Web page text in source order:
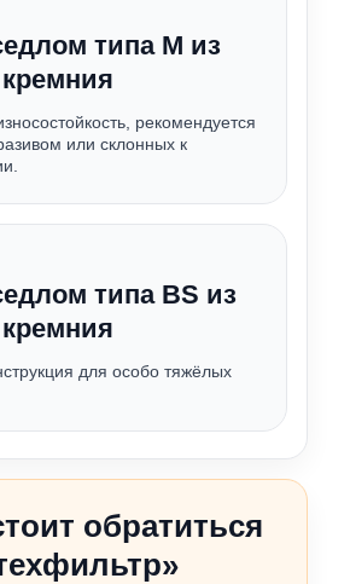
типа М из
рекомендуется
или склонных к
типа BS из
для особо тяжёлых
обратиться